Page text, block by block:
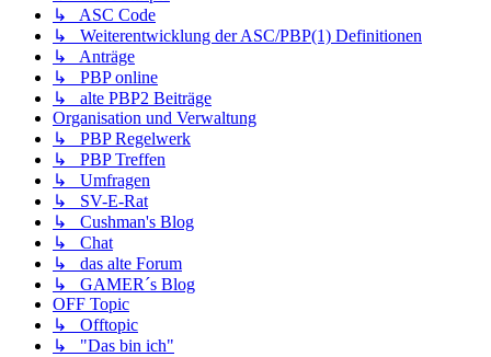
↳ ASC Code
↳ Weiterentwicklung der ASC/PBP(1) Definitionen
↳ Anträge
↳ PBP online
↳ alte PBP2 Beiträge
Organisation und Verwaltung
↳ PBP Regelwerk
↳ PBP Treffen
↳ Umfragen
↳ SV-E-Rat
↳ Cushman's Blog
↳ Chat
↳ das alte Forum
↳ GAMER´s Blog
OFF Topic
↳ Offtopic
↳ "Das bin ich"